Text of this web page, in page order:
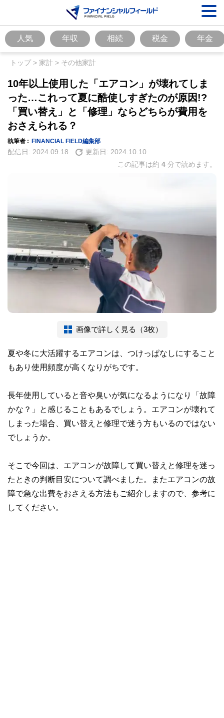
人気 年収 相続 税金 年金
トップ> 家計 > その他家計
10年以上使用した「エアコン」が壊れてしま
った…これって夏に酷使しすぎたのが原因!?
「買い替え」と「修理」ならどちらが費用を
おさえられる？
執筆者 : FINANCIAL FIELD編集部
配信日: 2024.09.18 更新日: 2024.10.10
この記事は約 4 分で読めます。
画像で詳しく見る（3枚）
夏や冬に大活躍するエアコンは、つけっぱなしにすること
もあり使用頻度が高くなりがちです。
長年使用していると音や臭いが気になるようになり「故障
かな？」と感じることもあるでしょう。エアコンが壊れて
しまった場合、買い替えと修理で迷う方もいるのではない
でしょうか。
そこで今回は、エアコンが故障して買い替えと修理を迷っ
たときの判断目安について調べました。またエアコンの故
障で急な出費をおさえる方法もご紹介しますので、参考に
してください。